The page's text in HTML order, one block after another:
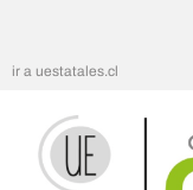
ir a uestatales.cl